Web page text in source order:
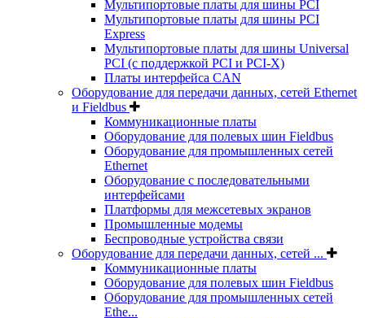
Мультипортовые платы для шины PCI
Мультипортовые платы для шины PCI
Express
Мультипортовые платы для шины Universal
PCI (с поддержкой PCI и PCI-X)
Платы интерфейса CAN
Оборудование для передачи данных, сетей Ethernet
и Fieldbus
Коммуникационные платы
Оборудование для полевых шин Fieldbus
Оборудование для промышленных сетей
Ethernet
Оборудование с последовательными
интерфейсами
Платформы для межсетевых экранов
Промышленные модемы
Беспроводные устройства связи
Оборудование для передачи данных, сетей ...
Коммуникационные платы
Оборудование для полевых шин Fieldbus
Оборудование для промышленных сетей
Ethe...